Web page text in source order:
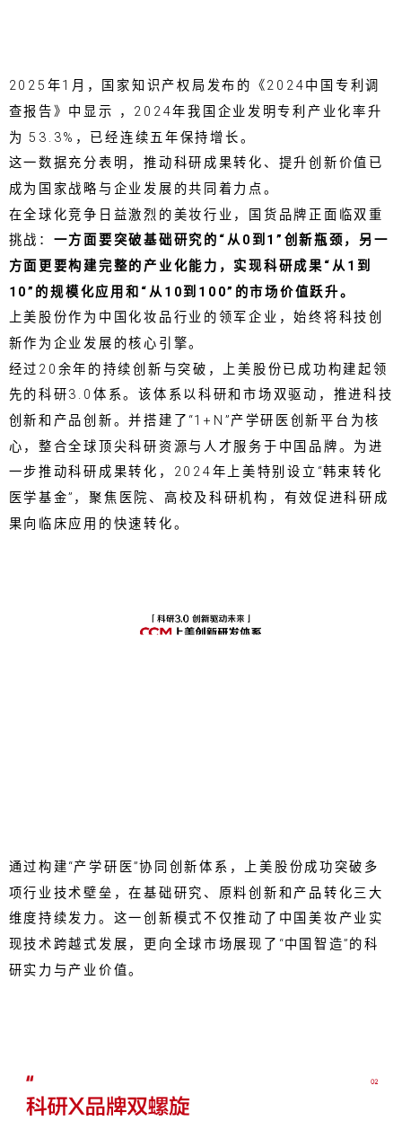
2025年1月，国家知识产权局发布的《2024中国专利调
查报告》中显示 ，2024年我国企业发明专利产业化率升
为 53.3%，已经连续五年保持增长。
这一数据充分表明，推动科研成果转化、提升创新价值已
成为国家战略与企业发展的共同着力点。
在全球化竞争日益激烈的美妆行业，国货品牌正面临双重
挑战： 一方面要突破基础研究的“从0到1”创新瓶颈，另一
方面更要构建完整的产业化能力，实现科研成果“从1到
10”的规模化应用和“从10到100”的市场价值跃升。
上美股份作为中国化妆品行业的领军企业，始终将科技创
新作为企业发展的核心引擎。
经过20余年的持续创新与突破，上美股份已成功构建起领
先的科研3.0体系。该体系以科研和市场双驱动，推进科技
创新和产品创新。并搭建了“1+N”产学研医创新平台为核
心，整合全球顶尖科研资源与人才服务于中国品牌。为进
一步推动科研成果转化，2024年上美特别设立“韩束转化
医学基金”，聚焦医院、高校及科研机构，有效促进科研成
果向临床应用的快速转化。
通过构建“产学研医”协同创新体系，上美股份成功突破多
项行业技术壁垒，在基础研究、原料创新和产品转化三大
维度持续发力。这一创新模式不仅推动了中国美妆产业实
现技术跨越式发展，更向全球市场展现了“中国智造”的科
研实力与产业价值。